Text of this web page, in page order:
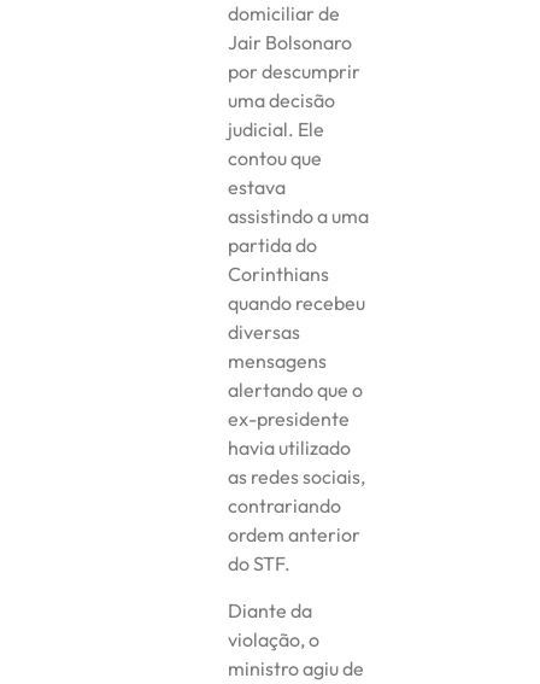
domiciliar de
Jair Bolsonaro
por descumprir
uma decisão
judicial. Ele
contou que
estava
assistindo a uma
partida do
Corinthians
quando recebeu
diversas
mensagens
alertando que o
ex-presidente
havia utilizado
as redes sociais,
contrariando
ordem anterior
do STF.
Diante da
violação, o
ministro agiu de